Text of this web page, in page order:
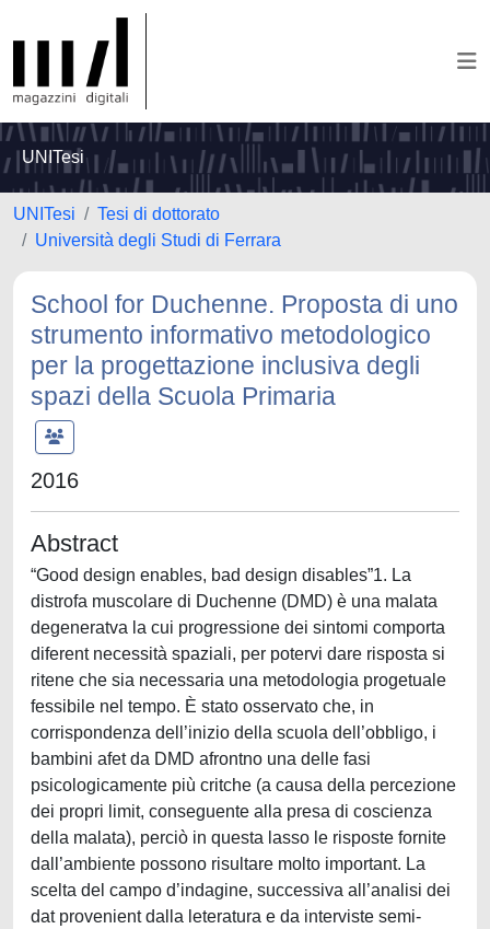
UNITesi
UNITesi
Tesi di dottorato
Università degli Studi di Ferrara
School for Duchenne. Proposta di uno
strumento informativo metodologico
per la progettazione inclusiva degli
spazi della Scuola Primaria
2016
Abstract
“Good design enables, bad design disables”1. La
distrofa muscolare di Duchenne (DMD) è una malata
degeneratva la cui progressione dei sintomi comporta
diferent necessità spaziali, per potervi dare risposta si
ritene che sia necessaria una metodologia progetuale
fessibile nel tempo. È stato osservato che, in
corrispondenza dell’inizio della scuola dell’obbligo, i
bambini afet da DMD afrontno una delle fasi
psicologicamente più critche (a causa della percezione
dei propri limit, conseguente alla presa di coscienza
della malata), perciò in questa lasso le risposte fornite
dall’ambiente possono risultare molto important. La
scelta del campo d’indagine, successiva all’analisi dei
dat provenient dalla leteratura e da interviste semi-